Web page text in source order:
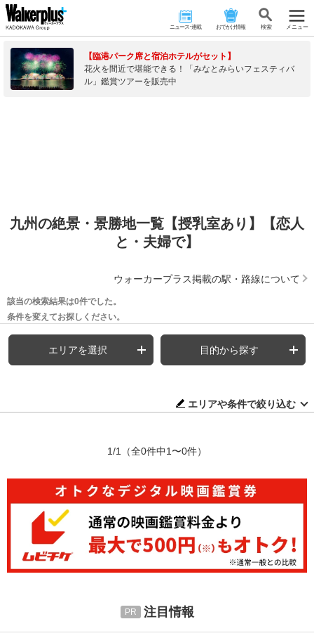
ニュース･連載 おでかけ情報 検 索 メニュー
【臨港パーク席と宿泊ホテルがセット】
花火を間近で堪能できる！「みなとみらいフェスティバ
ル」鑑賞ツアーを販売中
九州の絶景・景勝地一覧【授乳室あり】【恋人
と・夫婦で】
ウォーカープラス掲載の駅・路線について
該当の検索結果は0件でした。
条件を変えてお探しください。
エリアを選択 目的から探す
エリアや条件で絞り込む
1/1 （全0件中1〜0件）
注目情報